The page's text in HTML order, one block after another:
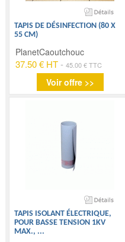
TAPIS DE DÉSINFECTION (80 X
55 CM)
PlanetCaoutchouc
37.50 € HT -45.00 € TTC
Voir offre >>
TAPIS ISOLANT ÉLECTRIQUE,
POUR BASSE TENSION 1KV
MAX., ...